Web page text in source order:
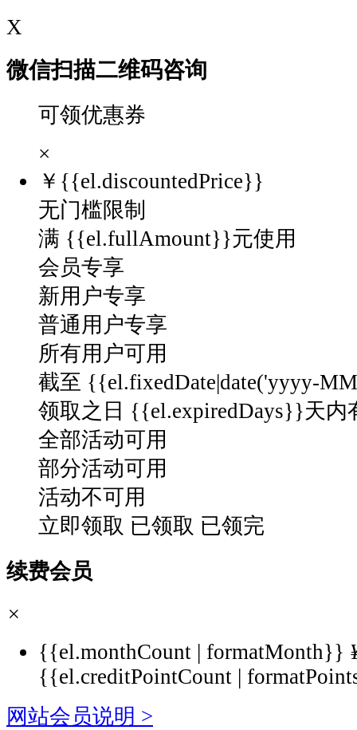
X
微信扫描二维码咨询
可领优惠券
×
￥ {{el.discountedPrice}}
无门槛限制
满 {{el.fullAmount}}元使用
会员专享
新用户专享
普通用户专享
所有用户可用
截至 {{el.fixedDate|date('yyyy-
领取之日 {{el.expiredDays}}天内
全部活动可用
部分活动可用
活动不可用
立即领取 已领取 已领完
续费会员
×
{{el.monthCount | formatMonth}}
{{el.creditPointCount |
网站会员说明 >